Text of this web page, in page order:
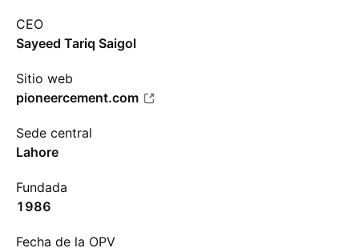
CEO
Sayeed Tariq Saigol
Sitio web
pioneercement.com
Sede central
Lahore
Fundada
1986
Fecha de la OPV